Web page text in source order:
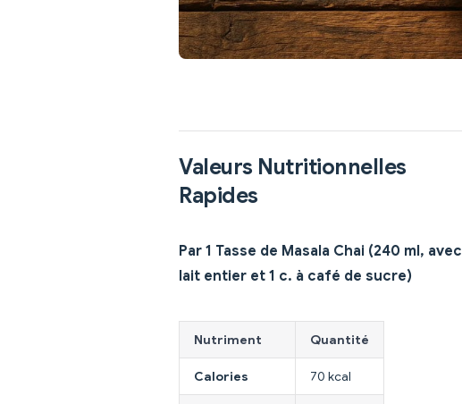
Valeurs Nutritionnelles
Rapides
Par 1 Tasse de Masala Chai (240 ml, avec
lait entier et 1 c. à café de sucre)
Nutriment Quantité
Calories 70 kcal